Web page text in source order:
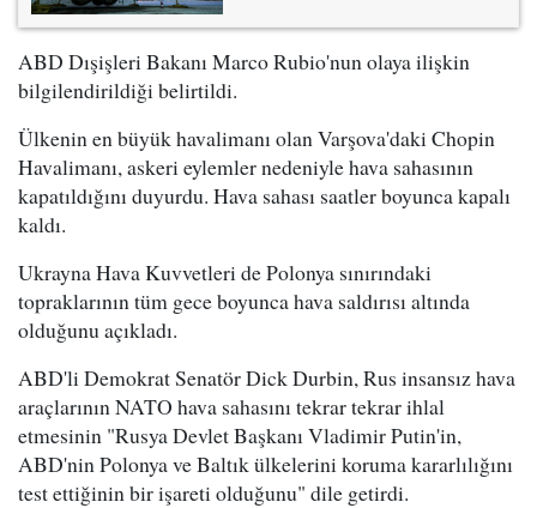
ABD Dışişleri Bakanı Marco Rubio'nun olaya ilişkin
bilgilendirildiği belirtildi.
Ülkenin en büyük havalimanı olan Varşova'daki Chopin
Havalimanı, askeri eylemler nedeniyle hava sahasının
kapatıldığını duyurdu. Hava sahası saatler boyunca kapalı
kaldı.
Ukrayna Hava Kuvvetleri de Polonya sınırındaki
topraklarının tüm gece boyunca hava saldırısı altında
olduğunu açıkladı.
ABD'li Demokrat Senatör Dick Durbin, Rus insansız hava
araçlarının NATO hava sahasını tekrar tekrar ihlal
etmesinin "Rusya Devlet Başkanı Vladimir Putin'in,
ABD'nin Polonya ve Baltık ülkelerini koruma kararlılığını
test ettiğinin bir işareti olduğunu" dile getirdi.